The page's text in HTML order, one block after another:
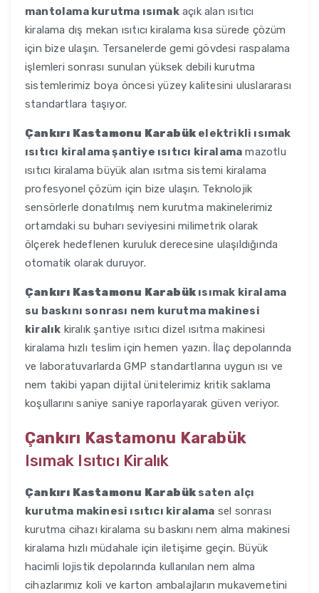
mantolama kurutma ısımakaçık alan ısıtıcı
kiralama dış mekan ısıtıcı kiralama kısa sürede çözüm
için bize ulaşın. Tersanelerde gemi gövdesi raspalama
işlemleri sonrası sunulan yüksek debili kurutma
sistemlerimiz boya öncesi yüzey kalitesini uluslararası
standartlara taşıyor.
Çankırı Kastamonu Karabük elektrikli ısımak
ısıtıcı kiralama şantiye ısıtıcı kiralama mazotlu
ısıtıcı kiralama büyük alan ısıtma sistemi kiralama
profesyonel çözüm için bize ulaşın. Teknolojik
sensörlerle donatılmış nem kurutma makinelerimiz
ortamdaki su buharı seviyesini milimetrik olarak
ölçerek hedeflenen kuruluk derecesine ulaşıldığında
otomatik olarak duruyor.
Çankırı Kastamonu Karabük ısımak kiralama
su baskını sonrası nem kurutma makinesi
kiralık kiralık şantiye ısıtıcı dizel ısıtma makinesi
kiralama hızlı teslim için hemen yazın. İlaç depolarında
ve laboratuvarlarda GMP standartlarına uygun ısı ve
nem takibi yapan dijital ünitelerimiz kritik saklama
koşullarını saniye saniye raporlayarak güven veriyor.
Çankırı Kastamonu Karabük
Isımak Isıtıcı Kiralık
Çankırı Kastamonu Karabük saten alçı
kurutma makinesi ısıtıcı kiralama sel sonrası
kurutma cihazı kiralama su baskını nem alma makinesi
kiralama hızlı müdahale için iletişime geçin. Büyük
hacimli lojistik depolarında kullanılan nem alma
cihazlarımız koli ve karton ambalajların mukavemetini